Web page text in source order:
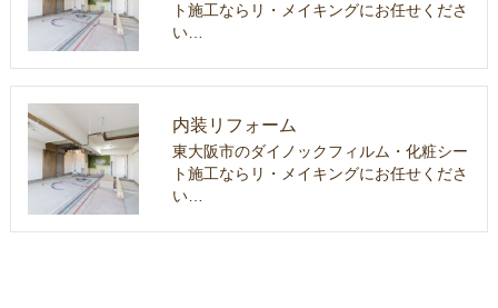
ト施工ならリ・メイキングにお任せくださ
い…
内装リフォーム
東大阪市のダイノックフィルム・化粧シー
ト施工ならリ・メイキングにお任せくださ
い…